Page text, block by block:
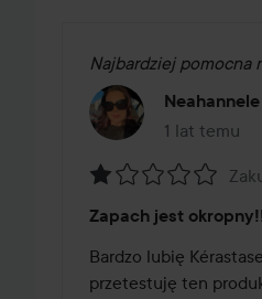
Najbardziej pomocna
Neahannele
1 lat temu
Post został
1
z
5
Zapach jest
Bardzo lubię
przetestuję ten